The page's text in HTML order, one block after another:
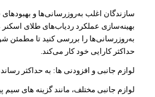
سازندگان اغلب به‌روزرسانی‌ها و
بهینه‌سازی عملکرد ردیاب‌های طلای اسکنر
به‌روزرسانی‌ها را بررسی کنید تا مطمئن
حداکثر کارایی خود کار می‌کند.
لوازم جانبی و افزودنی ها: به حداکثر
لوازم جانبی مختلف، مانند گزینه های